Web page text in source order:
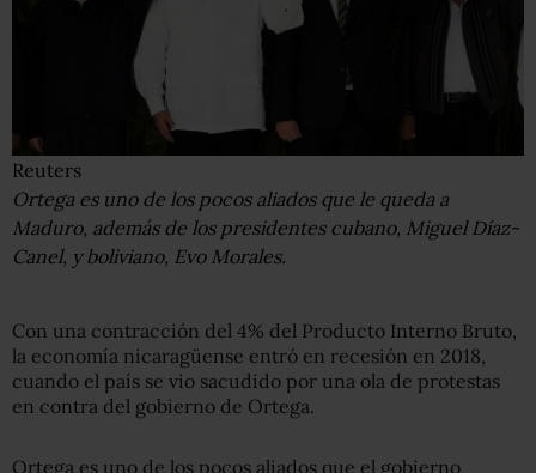
Reuters
Ortega es uno de los pocos aliados que le queda a
Maduro, además de los presidentes cubano, Miguel Díaz-
Canel, y boliviano, Evo Morales.
Con una contracción del 4% del Producto Interno Bruto,
la economía nicaragüense entró en recesión en 2018,
cuando el país se vio sacudido por una ola de protestas
en contra del gobierno de Ortega.
Ortega es uno de los pocos aliados que el gobierno